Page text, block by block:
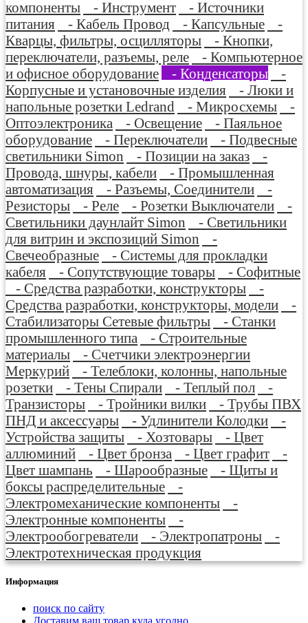
компоненты
- Инструмент
- Источники
питания
- Кабель Провод - Капсульные
-
Кварцы, фильтры, осцилляторы
- Кнопки,
переключатели, разъемы, реле
- Компьютерное
и офисное оборудование
- Конденсаторы
-
Корпусные и установочные изделия
- Люки и
напольные розетки Ledrand
- Микросхемы
-
Оптоэлектроника
- Освещение
- Паяльное
оборудование
- Переключатели
- Подвесные
светильники Simon
- Позиции на заказ
-
Провода, шнуры, кабели
- Промышленная
автоматизация
- Разъемы, Соединители
-
Резисторы
- Реле - Розетки Выключатели
-
Светильники даунлайт Simon
- Светильники
для витрин и экспозиций Simon
-
Свечеобразные
- Системы для прокладки
кабеля
- Сопутствующие товары
- Софитные
- Средства разработки, конструкторы
-
Средства разработки, конструкторы, модели
-
Стабилизаторы Сетевые фильтры
- Станки
промышленного типа
- Строительные
материалы
- Счетчики электроэнергии
Меркурий
- Телеблоки, колонны, напольные
розетки
- Тены Спирали - Теплый пол
-
Транзисторы
- Тройники вилки
- Трубы ПВХ
ПНД и аксессуары
- Удлинители Колодки
-
Устройства защиты
- Хозтовары
- Цвет
аллюминий
- Цвет бронза - Цвет графит
-
Цвет шампань
- Шарообразные
- Щиты и
боксы распределительные
-
Электромеханические компоненты
-
Электронные компоненты
-
Электрообогреватели
- Электропатроны
-
Электротехническая продукция
Информация
поиск по сайту
Доставим ваш товар куда угодно